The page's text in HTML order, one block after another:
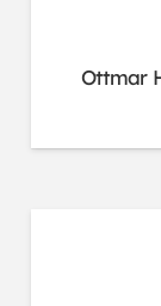
Ottmar